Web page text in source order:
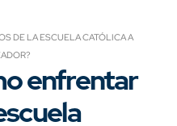
DE LA ESCUELA CATÓLICA A
enfrentar